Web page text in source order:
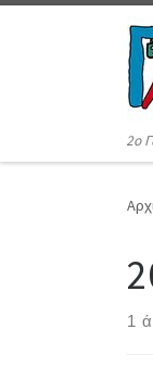
Μετάβαση στο
2ο
1